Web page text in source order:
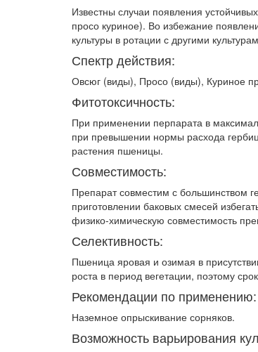
Известны случаи появления
просо ку­риное). Во избежание
культуры в ротации с другими
Спектр действия:
Овсюг (виды), Просо (виды), Куриное
Фитотоксичность:
При применении перпарата в
при превы­шении нормы расхода
растения пшеницы.
Совместимость:
Препарат совместим с большинством
приготовлении ба­ковых смесей
физико-химическую совмести­мость
Селективность:
Пшеница яровая и озимая в
роста в период вегетации, поэтому
Рекомендации по применению:
Наземное опрыскивание сорняков.
Возможность варьирования